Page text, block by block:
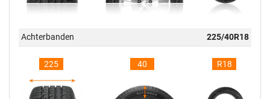
Achterbanden 225/40R18
225 40 R18